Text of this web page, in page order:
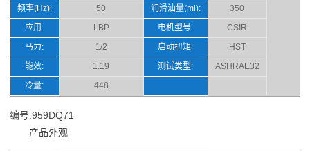
频率(Hz):
50 润滑油量(ml):
350
应用:
LBP 电机型号:
CSIR
马力:
1/2 启动扭矩:
HST
能效:
1.19 测试类型:
ASHRAE32
冷量:
448
编号:959DQ71
产品外观